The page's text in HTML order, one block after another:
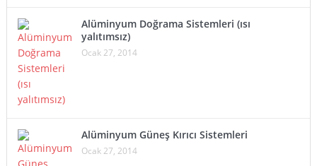
Alüminyum Doğrama Sistemleri (ısı
yalıtımsız)
Ocak 27, 2014
Alüminyum Güneş Kırıcı Sistemleri
Ocak 27, 2014